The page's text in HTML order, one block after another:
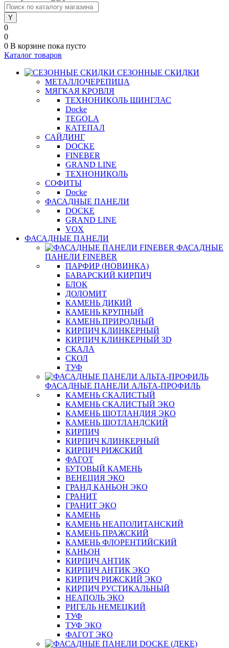
0
0
0 В корзине пока пусто
Каталог товаров
СЕЗОННЫЕ СКИДКИ
МЕТАЛЛОЧЕРЕПИЦА
МЯГКАЯ КРОВЛЯ
ТЕХНОНИКОЛЬ ШИНГЛАС
Docke
TEGOLA
КАТЕПАЛ
САЙДИНГ
DOCKE
FINEBER
GRAND LINE
ТЕХНОНИКОЛЬ
СОФИТЫ
Docke
ФАСАДНЫЕ ПАНЕЛИ
DOCKE
GRAND LINE
VOX
ФАСАДНЫЕ ПАНЕЛИ
ФАСАДНЫЕ
ПАНЕЛИ FINEBER
ПАРФИР (НОВИНКА)
БАВАРСКИЙ КИРПИЧ
БЛОК
ДОЛОМИТ
КАМЕНЬ ДИКИЙ
КАМЕНЬ КРУПНЫЙ
КАМЕНЬ ПРИРОДНЫЙ
КИРПИЧ КЛИНКЕРНЫЙ
КИРПИЧ КЛИНКЕРНЫЙ 3D
СКАЛА
СКОЛ
ТУФ
ФАСАДНЫЕ ПАНЕЛИ АЛЬТА-ПРОФИЛЬ
КАМЕНЬ СКАЛИСТЫЙ
КАМЕНЬ СКАЛИСТЫЙ ЭКО
КАМЕНЬ ШОТЛАНДИЯ ЭКО
КАМЕНЬ ШОТЛАНДСКИЙ
КИРПИЧ
КИРПИЧ КЛИНКЕРНЫЙ
КИРПИЧ РИЖСКИЙ
ФАГОТ
БУТОВЫЙ КАМЕНЬ
ВЕНЕЦИЯ ЭКО
ГРАНД КАНЬОН ЭКО
ГРАНИТ
ГРАНИТ ЭКО
КАМЕНЬ
КАМЕНЬ НЕАПОЛИТАНСКИЙ
КАМЕНЬ ПРАЖСКИЙ
КАМЕНЬ ФЛОРЕНТИЙСКИЙ
КАНЬОН
КИРПИЧ АНТИК
КИРПИЧ АНТИК ЭКО
КИРПИЧ РИЖСКИЙ ЭКО
КИРПИЧ РУСТИКАЛЬНЫЙ
НЕАПОЛЬ ЭКО
РИГЕЛЬ НЕМЕЦКИЙ
ТУФ
ТУФ ЭКО
ФАГОТ ЭКО